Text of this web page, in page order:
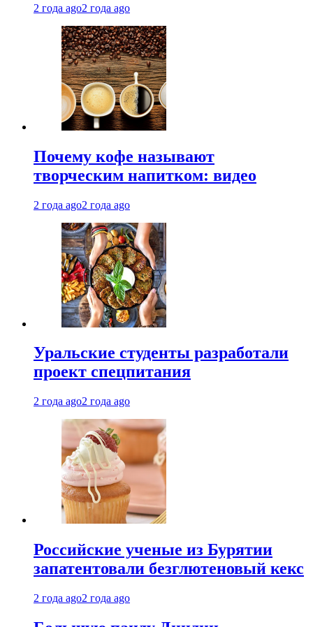
2 года ago2 года ago
Почему кофе называют
творческим напитком: видео
2 года ago2 года ago
Уральские студенты разработали
проект спецпитания
2 года ago2 года ago
Российские ученые из Бурятии
запатентовали безглютеновый кекс
2 года ago2 года ago